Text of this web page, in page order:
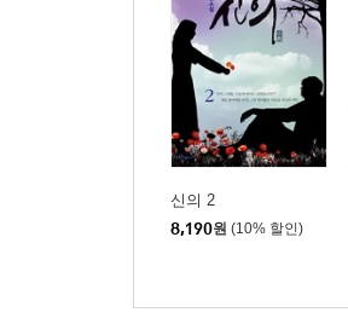
신의 2
8,190원 (10% 할인)